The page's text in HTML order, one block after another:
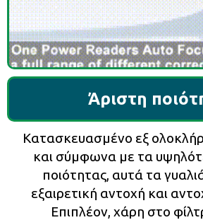
Άριστη
Κατασκευασμένο εξ
και σύμφωνα με τα
ποιότητας, αυτά τα
εξαιρετική αντοχή και
Επιπλέον, χάρη στο